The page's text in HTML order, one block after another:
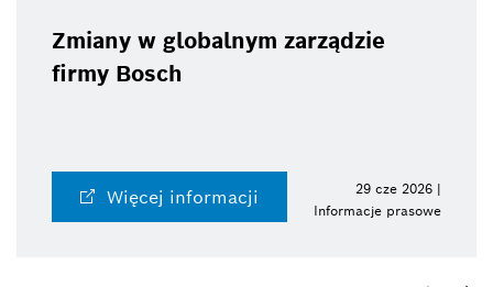
Zmiany w globalnym zarządzie
firmy Bosch
Więcej informacji
29 cze 2026 |
Informacje prasowe